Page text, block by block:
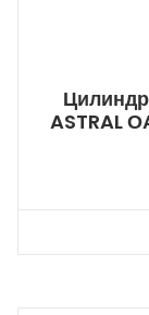
ASTRAL